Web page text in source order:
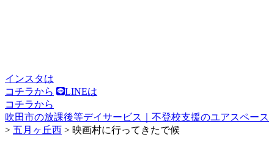
インスタは
コチラから
LINEは
コチラから
吹田市の放課後等デイサービス｜不登校支援のユアスペース
> 五月ヶ丘西 > 映画村に行ってきたで候